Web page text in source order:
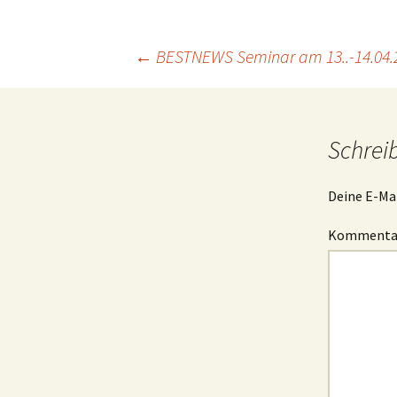
Projektfeld 3
Beitragsnavigation
← BESTNEWS Seminar am 13..-
Deine E-